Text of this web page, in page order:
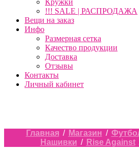
Кружки
!!! SALE | РАСПРОДАЖА
Вещи на заказ
Инфо
Размерная сетка
Качество продукции
Доставка
Отзывы
Контакты
Личный кабинет
Главная / Магазин /
Нашивки / Rise Against